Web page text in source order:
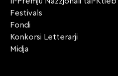
Festivals
Fondi
Konkorsi Letterarji
Midja